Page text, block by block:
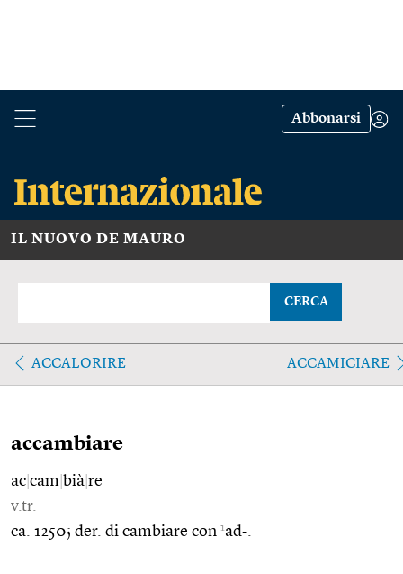
Abbonarsi
IL NUOVO DE MAURO
CERCA
ACCALORIRE ACCAMICIARE
accambiare
ac cam bià re
v.tr.
ca. 1250; der. di cambiare con 1ad-.